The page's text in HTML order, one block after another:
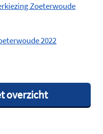
Zoeterwoude
2022
overzicht